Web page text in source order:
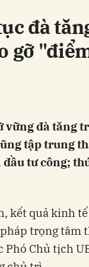
đà
gỡ
vững đà tăng
tập trung
tư công;
kết quả kinh
trọng tâm
Chủ tịch